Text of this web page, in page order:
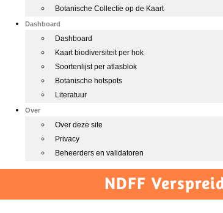
Botanische Collectie op de Kaart
Dashboard
Dashboard
Kaart biodiversiteit per hok
Soortenlijst per atlasblok
Botanische hotspots
Literatuur
Over
Over deze site
Privacy
Beheerders en validatoren
NDFF